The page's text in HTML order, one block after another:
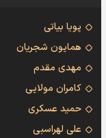
پویا بیاتی
همایون شجریان
مهدی مقدم
کامران مولایی
حمید عسکری
علی لهراسبی